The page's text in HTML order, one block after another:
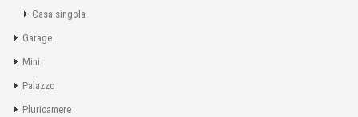
Casa singola
Garage
Mini
Palazzo
Pluricamere